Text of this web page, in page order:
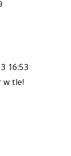
16:53
w tle!